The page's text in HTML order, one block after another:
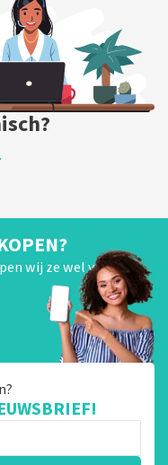
wij ze wel van je!